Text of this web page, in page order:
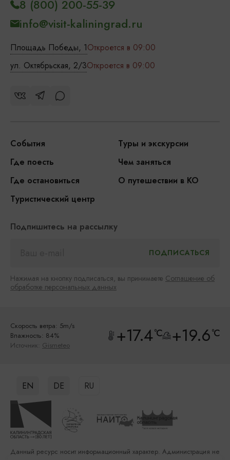
Площадь Победы, 1Откроется в 09:00
ул. Октябрьская, 2/3Откроется в 09:00
8 (800) 200-55-39
info@visit-kaliningrad.ru
События
Туры и экскурсии
Где поесть
Чем заняться
Где остановиться
О путешествии в КО
Туристический центр
Подпишитесь на рассылку
Нажимая на кнопку подписаться, вы принимаете Соглашение об
обработке персональных данных
Скорость ветра: 5m/s
Влажность: 84%
Источник: Gismeteo +17.4°C +19.6°C
EN DE RU
Данный ресурс носит информационный характер. Администрация не